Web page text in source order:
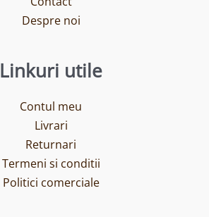
Despre noi
Linkuri utile
Contul meu
Livrari
Returnari
Termeni si conditii
Politici comerciale